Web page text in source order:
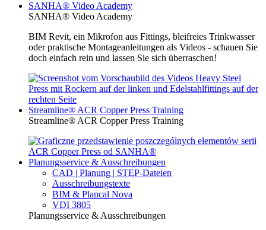
SANHA® Video Academy
SANHA® Video Academy
BIM Revit, ein Mikrofon aus Fittings, bleifreies Trinkwasser
oder praktische Montageanleitungen als Videos - schauen Sie
doch einfach rein und lassen Sie sich überraschen!
Streamline® ACR Copper Press Training
Streamline® ACR Copper Press Training
Planungsservice & Ausschreibungen
CAD | Planung | STEP-Dateien
Ausschreibungstexte
BIM & Plancal Nova
VDI 3805
Planungsservice & Ausschreibungen